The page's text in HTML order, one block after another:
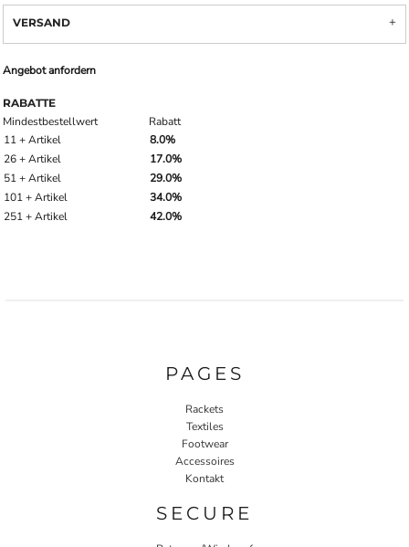
VERSAND
Angebot anfordern
RABATTE
Mindestbestellwert
Rabatt
11 + Artikel
8.0%
26 + Artikel
17.0%
51 + Artikel
29.0%
101 + Artikel
34.0%
251 + Artikel
42.0%
PAGES
Rackets
Textiles
Footwear
Accessoires
Kontakt
SECURE